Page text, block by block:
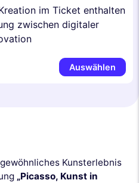
im Ticket enthalten
zwischen digitaler
Auswählen
Kunsterlebnis
„Picasso, Kunst in